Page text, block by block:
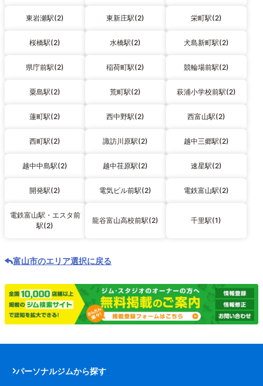
東岩瀬駅(2) 東新庄駅(2) 栄町駅(2)
桜橋駅(2) 水橋駅(2) 犬島新町駅(2)
県庁前駅(2) 稲荷町駅(2) 競輪場前駅(2)
粟島駅(2) 荒町駅(2) 萩浦小学校前駅(2)
蓮町駅(2) 西中野駅(2) 西富山駅(2)
西町駅(2) 諏訪川原駅(2) 越中三郷駅(2)
越中中島駅(2) 越中荏原駅(2) 速星駅(2)
開発駅(2) 電気ビル前駅(2) 電鉄富山駅(2)
電鉄富山駅・エスタ前
駅(2)
龍谷富山高校前駅(2) 千里駅(1)
富山市のエリア選択に戻る
パーソナルジムから探す